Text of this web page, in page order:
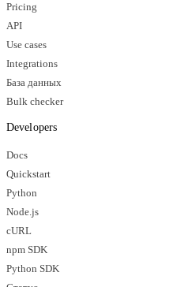
Pricing
API
Use cases
Integrations
База данных
Bulk checker
Developers
Docs
Quickstart
Python
Node.js
cURL
npm SDK
Python SDK